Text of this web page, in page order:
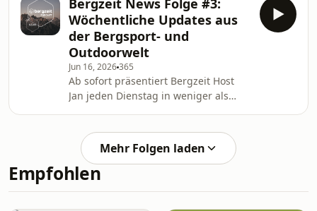
kleinen Rollentausch: Podcast Co-Host
und Bergzeit CEO Martin
Stolzenberger interviewt Bergzeit
Host Jan. Im Gespräch geht es um die
Frage, was Skyrunning eigentlich ist,
wie es sich vom Trailrunning abgrenzt
und warum diese recht spezielle
Disziplin des Bergsports
Bergzeit News Folge #3:
Wöchentliche Updates aus
der Bergsport- und
Outdoorwelt
Jun 16, 2026365
Ab sofort präsentiert Bergzeit Host
Jan jeden Dienstag in weniger als
– von wichtigen Ereignissen aus
Industrie und Handel, aktuellen
Rekorden und Wettkampfergebnissen
bis hin zu exklusiven Einblicken hinter
Mehr Folgen laden
Empfohlen